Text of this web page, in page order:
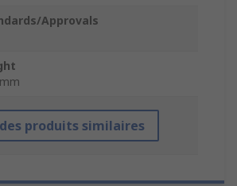
Approvals
produits similaires